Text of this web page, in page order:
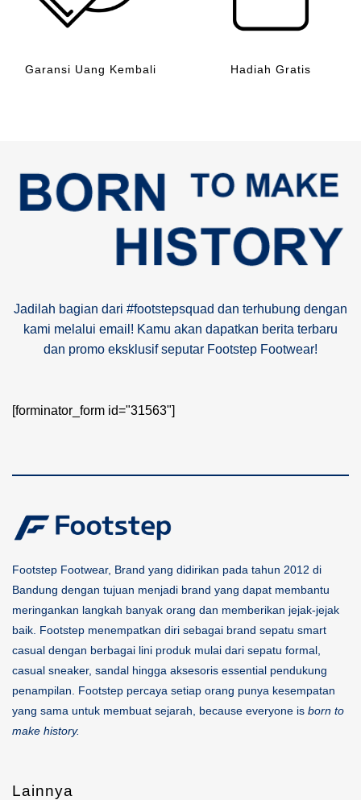
Garansi Uang Kembali Hadiah Gratis
Jadilah bagian dari #footstepsquad dan terhubung dengan
kami melalui email! Kamu akan dapatkan berita terbaru
dan promo eksklusif seputar Footstep Footwear!
[forminator_form id="31563"]
Footstep Footwear, Brand yang didirikan pada tahun 2012 di
Bandung dengan tujuan menjadi brand yang dapat membantu
meringankan langkah banyak orang dan memberikan jejak-jejak
baik. Footstep menempatkan diri sebagai brand sepatu smart
casual dengan berbagai lini produk mulai dari sepatu formal,
casual sneaker, sandal hingga aksesoris essential pendukung
penampilan. Footstep percaya setiap orang punya kesempatan
yang sama untuk membuat sejarah, because everyone is born to
make history.
Lainnya